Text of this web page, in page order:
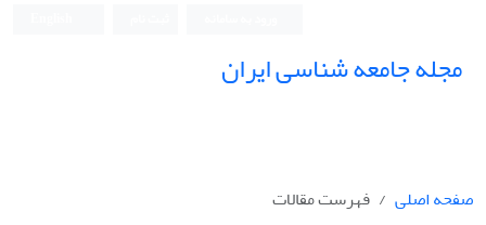
مجله جامعه شناسی ایران
صفحه اصلی
فهرست مقالات